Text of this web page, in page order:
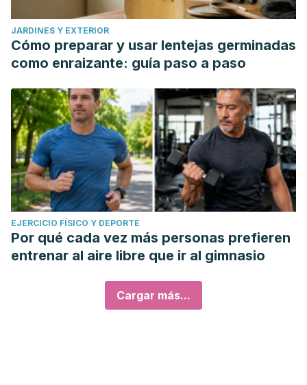
JARDINES Y EXTERIOR
Cómo preparar y usar lentejas germinadas
como enraizante: guía paso a paso
EJERCICIO FÍSICO Y DEPORTE
Por qué cada vez más personas prefieren
entrenar al aire libre que ir al gimnasio
Cargar más...